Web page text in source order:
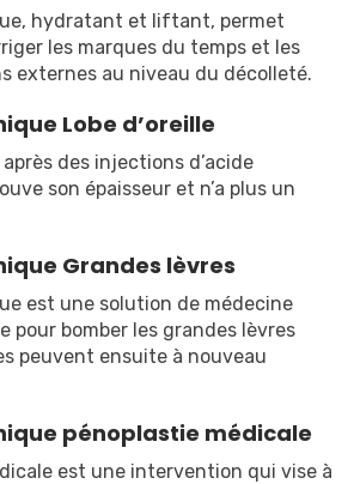
hydratant et liftant, permet
les marques du temps et les
externes au niveau du décolleté.
Lobe d’oreille
après des injections d’acide
son épaisseur et n’a plus un
Grandes lèvres
est une solution de médecine
pour bomber les grandes lèvres
peuvent ensuite à nouveau
pénoplastie médicale
est une intervention qui vise à